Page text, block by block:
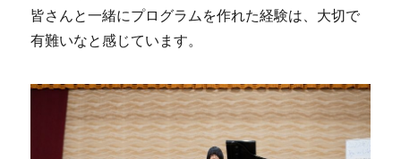
皆さんと一緒にプログラムを作れた経験は、大切で
有難いなと感じています。